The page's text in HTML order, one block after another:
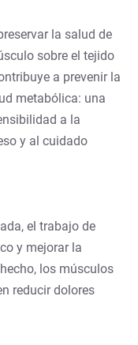
la salud de
sobre el tejido
a prevenir la
metabólica: una
a la
y al cuidado
el trabajo de
y mejorar la
los músculos
reducir dolores